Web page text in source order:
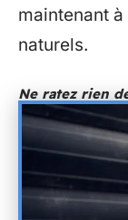
maintenant
naturels.
Ne ratez rien